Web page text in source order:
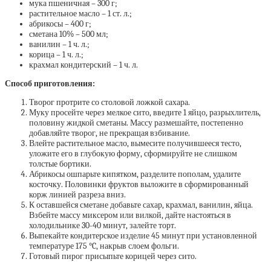
мука пшеничная – 300 г;
растительное масло – 1 ст. л.;
абрикосы – 400 г;
сметана 10% – 500 мл;
ванилин – 1 ч. л.;
корица – 1 ч. л.;
крахмал кондитерский – 1 ч. л.
Способ приготовления:
Творог протрите со столовой ложкой сахара.
Муку просейте через мелкое сито, введите 1 яйцо, разрыхлитель,
половину жидкой сметаны. Массу размешайте, постепенно
добавляйте творог, не прекращая взбивание.
Влейте растительное масло, вымесите получившееся тесто,
уложите его в глубокую форму, сформируйте не слишком
толстые бортики.
Абрикосы ошпарьте кипятком, разделите пополам, удалите
косточку. Половинки фруктов выложите в сформированный
корж линией разреза вниз.
К оставшейся сметане добавьте сахар, крахмал, ванилин, яйца.
Взбейте массу миксером или вилкой, дайте настояться в
холодильнике 30-40 минут, залейте торт.
Выпекайте кондитерское изделие 45 минут при установленной
температуре 175 °C, накрыв слоем фольги.
Готовый пирог присыпьте корицей через сито.